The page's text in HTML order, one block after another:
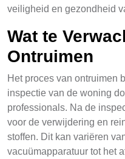
veiligheid en gezondheid
Wat te
Ontruimen
Het proces van ontruimen
inspectie van de woning
professionals. Na de
voor de verwijdering en
stoffen. Dit kan variëren
vacuümapparatuur tot het